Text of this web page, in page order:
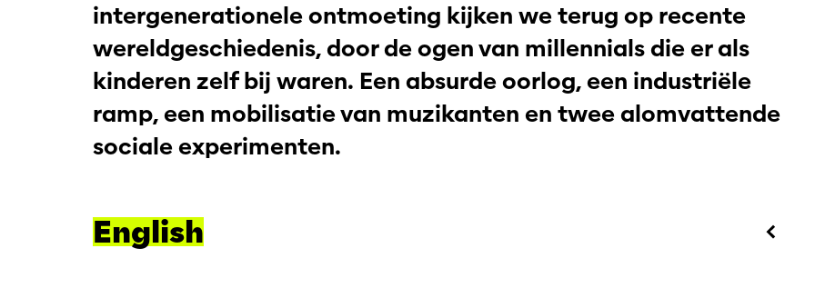
intergenerationele ontmoeting kijken we terug op recente
wereldgeschiedenis, door de ogen van millennials die er als
kinderen zelf bij waren. Een absurde oorlog, een industriële
ramp, een mobilisatie van muzikanten en twee alomvattende
sociale experimenten.
English